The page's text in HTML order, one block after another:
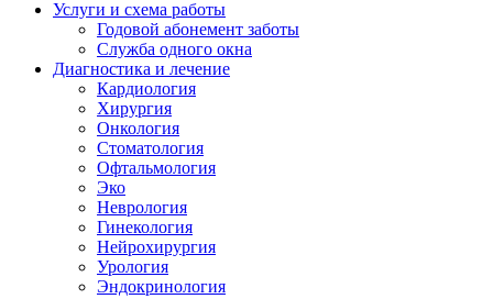
Услуги и схема работы
Годовой абонемент заботы
Служба одного окна
Диагностика и лечение
Кардиология
Хирургия
Онкология
Стоматология
Офтальмология
Эко
Неврология
Гинекология
Нейрохирургия
Урология
Эндокринология